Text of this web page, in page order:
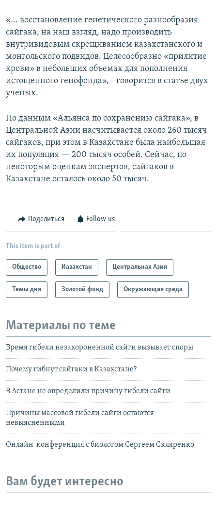
«... восстановление генетического разнообразия
сайгака, на наш взгляд, надо производить
внутривидовым скрещиванием казахстанского и
монгольского подвидов. Целесообразно «прилитие
крови» в небольших объемах для пополнения
истощенного генофонда», - говорится в статье двух
ученых.
По данным «Альянса по сохранению сайгака», в
Центральной Азии насчитывается около 260 тысяч
сайгаков, при этом в Казахстане была наибольшая
их популяция — 200 тысяч особей. Сейчас, по
некоторым оценкам экспертов, сайгаков в
Казахстане осталось около 50 тысяч.
Поделиться Follow us
This item is part of
Общество Казахстан Центральная Азия
Темы дня Золотой фонд Окружающая среда
Материалы по теме
Время гибели незахороненной сайги вызывает споры
Почему гибнут сайгаки в Казахстане?
В Астане не определили причину гибели сайги
Причины массовой гибели сайги остаются
невыясненными
Онлайн-конференция с биологом Сергеем Скляренко
Вам будет интересно